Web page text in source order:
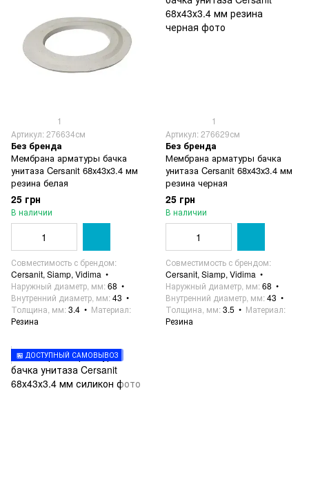
1
Артикул: 276634см
Без бренда
Мембрана арматуры бачка
унитаза Cersanit 68х43х3.4 мм
резина белая
25 грн
В наличии
Совместимость с брендом
Cersanit, Siamp, Vidima
Наружный диаметр, мм 68
Внутренний диаметр, мм 43
Толщина, мм 3.4
Материал
Резина
1
Артикул: 276629см
Без бренда
Мембрана арматуры бачка
унитаза Cersanit 68х43х3.4 мм
резина черная
25 грн
В наличии
Совместимость с брендом
Cersanit, Siamp, Vidima
Наружный диаметр, мм 68
Внутренний диаметр, мм 43
Толщина, мм 3.5
Материал
Резина
🏪 ДОСТУПНЫЙ САМОВЫВОЗ